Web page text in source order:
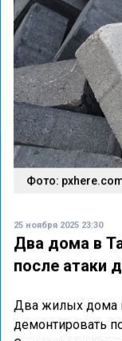
Фото:
25 ноября 2025 23:30
Два дома в
после атаки
Два жилых дома
демонтировать